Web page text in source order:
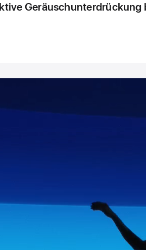
Geräusch­unterdrückung